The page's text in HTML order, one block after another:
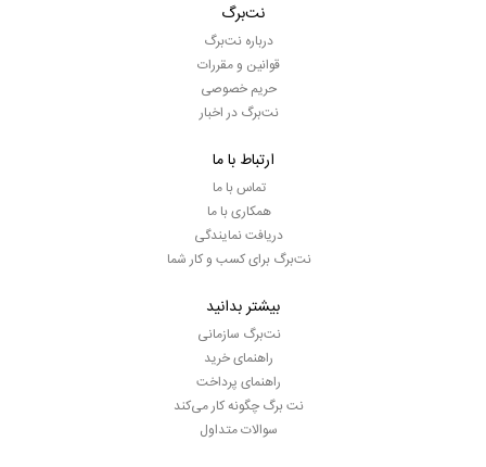
نت‌برگ
درباره نت‌برگ
قوانین و مقررات
حریم خصوصی
نت‌برگ در اخبار
ارتباط با ما
تماس با ما
همکاری با ما
دریافت نمایندگی
نت‌برگ برای کسب و کار شما
بیشتر بدانید
نت‌برگ سازمانی
راهنمای خرید
راهنمای پرداخت
نت برگ چگونه کار می‌کند
سوالات متداول